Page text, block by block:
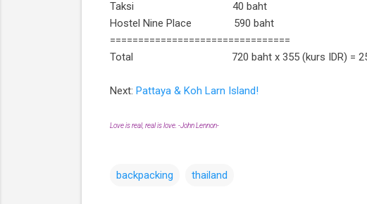
Taksi 40 baht
Hostel Nine Place 590 baht
================================
Total 720 baht x 355 (kurs IDR) =
Next: Pattaya & Koh Larn Island!
Love is real, real is love. -John Lennon-
backpacking thailand